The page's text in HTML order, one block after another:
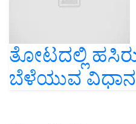
ತೋಟದಲ್ಲಿ
ಬೆಳೆಯುವ